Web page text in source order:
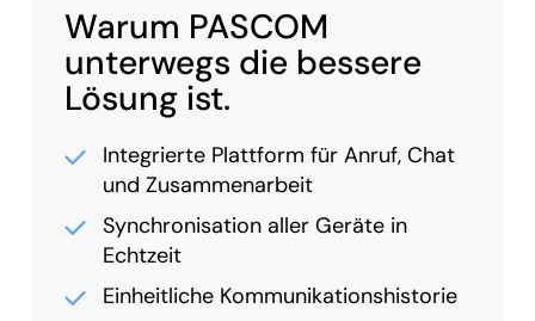
Warum PASCOM
unterwegs die bessere
Lösung ist.
Integrierte Plattform für Anruf, Chat
und Zusammenarbeit
Synchronisation aller Geräte in
Echtzeit
Einheitliche Kommunikationshistorie